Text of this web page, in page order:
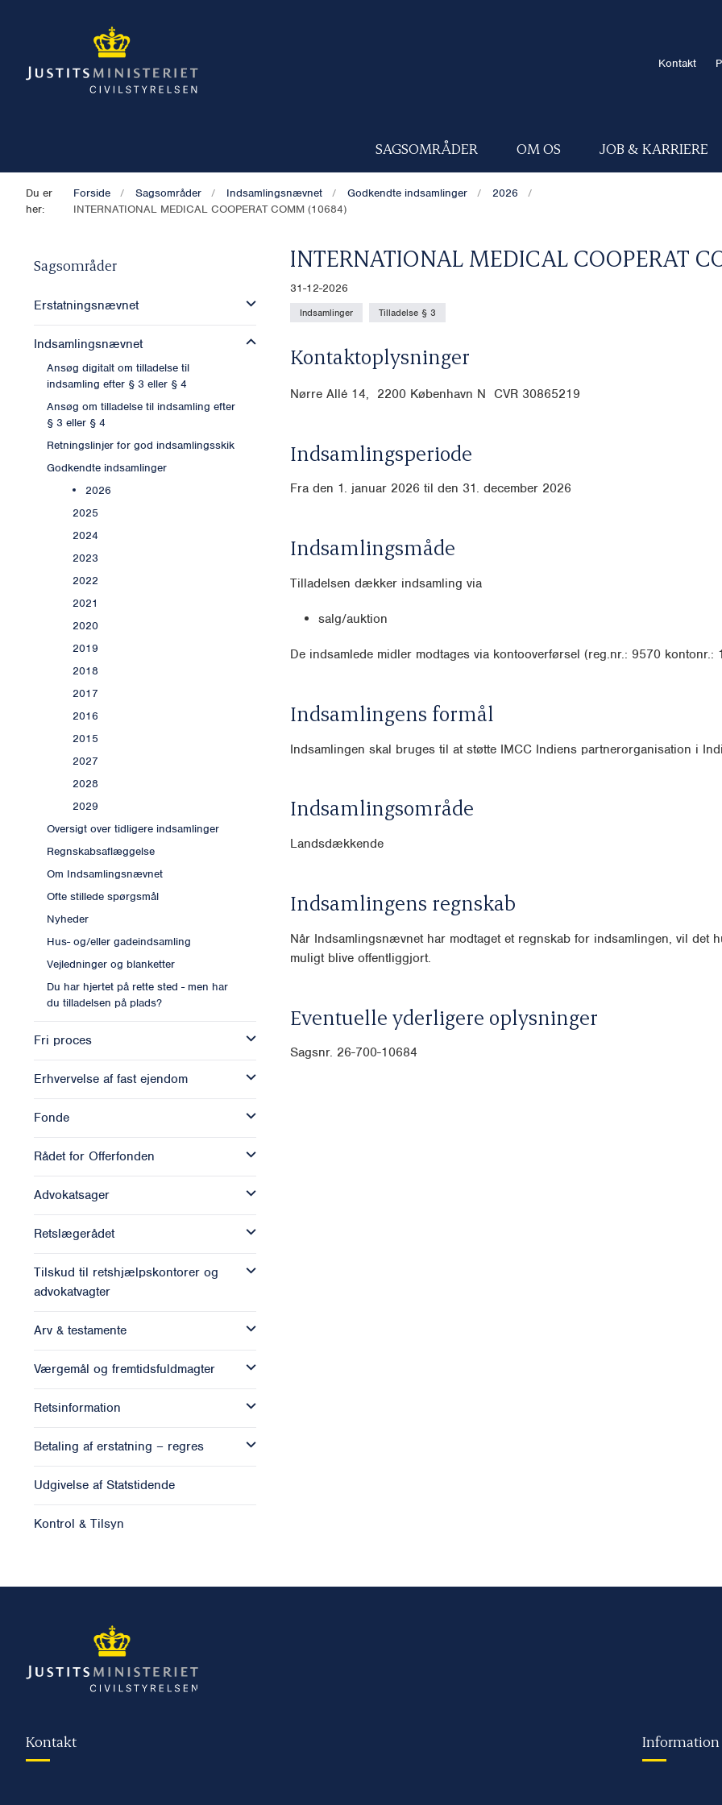
Kontakt
SAGSOMRÅDER OM OS JOB & KARRIERE
Du er
her:
Forside Sagsområder Indsamlingsnævnet Godkendte indsamlinger
2026
INTERNATIONAL MEDICAL COOPERAT COMM (10684)
Sagsområder
Erstatningsnævnet
Indsamlingsnævnet
Ansøg digitalt om tilladelse til
indsamling efter § 3 eller § 4
Ansøg om tilladelse til indsamling efter
§ 3 eller § 4
Retningslinjer for god indsamlingsskik
Godkendte indsamlinger
2026
2025
2024
2023
2022
2021
2020
2019
2018
2017
2016
2015
2027
2028
2029
Oversigt over tidligere indsamlinger
Regnskabsaflæggelse
Om Indsamlingsnævnet
Ofte stillede spørgsmål
Nyheder
Hus- og/eller gadeindsamling
Vejledninger og blanketter
Du har hjertet på rette sted - men har
du tilladelsen på plads?
Fri proces
Erhvervelse af fast ejendom
Fonde
Rådet for Offerfonden
Advokatsager
Retslægerådet
Tilskud til retshjælpskontorer og
advokatvagter
Arv & testamente
Værgemål og fremtidsfuldmagter
Retsinformation
Betaling af erstatning – regres
Udgivelse af Statstidende
Kontrol & Tilsyn
INTERNATIONAL MEDICAL COOPERAT
31-12-2026
Indsamlinger Tilladelse § 3
Kontaktoplysninger
Nørre Allé 14, 2200 København N CVR 30865219
Indsamlingsperiode
Fra den 1. januar 2026 til den 31. december 2026
Indsamlingsmåde
Tilladelsen dækker indsamling via
salg/auktion
De indsamlede midler modtages via kontooverførsel (reg.nr.: 9570 kontonr.:
Indsamlingens formål
Indsamlingen skal bruges til at støtte IMCC Indiens partnerorganisation i
Indsamlingsområde
Landsdækkende
Indsamlingens regnskab
Når Indsamlingsnævnet har modtaget et regnskab for indsamlingen, vil det
muligt blive offentliggjort.
Eventuelle yderligere oplysninger
Sagsnr. 26-700-10684
Kontakt Information